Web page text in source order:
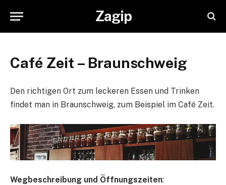
Zagip
Café Zeit – Braunschweig
Den richtigen Ort zum leckeren Essen und Trinken
findet man in Braunschweig, zum Beispiel im Café Zeit.
Wegbeschreibung und Öffnungszeiten: